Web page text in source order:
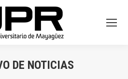
DE NOTICIAS